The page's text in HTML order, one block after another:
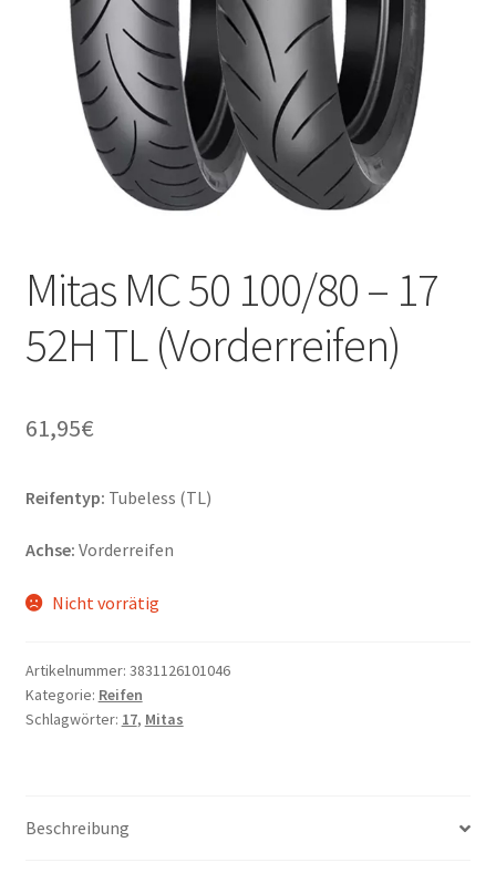
Mitas MC 50 100/80 – 17
52H TL (Vorderreifen)
61,95€
Reifentyp: Tubeless (TL)
Achse: Vorderreifen
Nicht vorrätig
Artikelnummer: 3831126101046
Kategorie: Reifen
Schlagwörter: 17, Mitas
Beschreibung